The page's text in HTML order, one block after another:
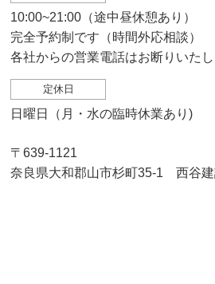
10:00~21:00（途中昼休憩あり）
完全予約制です（時間外応相談）
各社からの営業電話はお断りいたし
定休日
日曜日（月・水の臨時休業あり)
〒639-1121
奈良県大和郡山市杉町35-1